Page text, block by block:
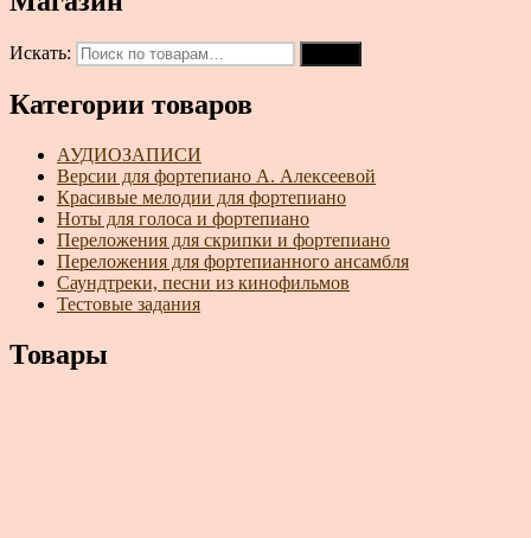
Искать:
Категории товаров
АУДИОЗАПИСИ
Версии для фортепиано А. Алексеевой
Красивые мелодии для фортепиано
Ноты для голоса и фортепиано
Переложения для скрипки и фортепиано
Переложения для фортепианного ансамбля
Саундтреки, песни из кинофильмов
Тестовые задания
Товары